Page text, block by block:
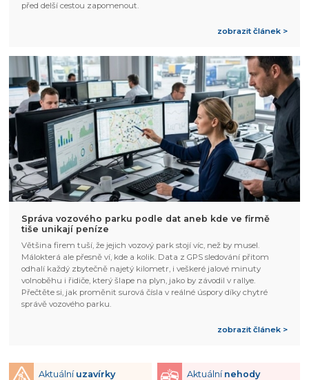
před delší cestou zapomenout.
zobrazit článek >
Správa vozového parku podle dat aneb kde ve firmě
tiše unikají peníze
Většina firem tuší, že jejich vozový park stojí víc, než by musel.
Málokterá ale přesně ví, kde a kolik. Data z GPS sledování přitom
odhalí každý zbytečně najetý kilometr, i veškeré jalové minuty
volnoběhu i řidiče, který šlape na plyn, jako by závodil v rallye.
Přečtěte si, jak proměnit surová čísla v reálné úspory díky chytré
správě vozového parku.
zobrazit článek >
Aktuální uzavírky Aktuální nehody